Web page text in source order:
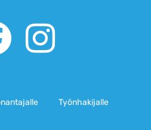
Työnhakijalle